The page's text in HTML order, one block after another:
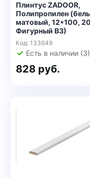
Плинтус ZADOOR,
Полипропилен
матовый, 12*100,
Фигурный В3)
Код: 133649
Есть в наличии (3)
828 руб.